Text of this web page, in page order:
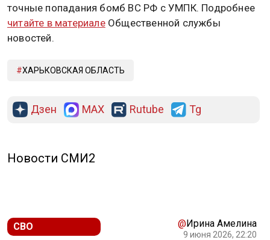
точные попадания бомб ВС РФ с УМПК. Подробнее
читайте в материалеОбщественной службы
новостей.
ХАРЬКОВСКАЯ ОБЛАСТЬ
Дзен MAX Rutube Tg
Новости СМИ2
СВО @Ирина Амелина
9 июня 2026, 22:20